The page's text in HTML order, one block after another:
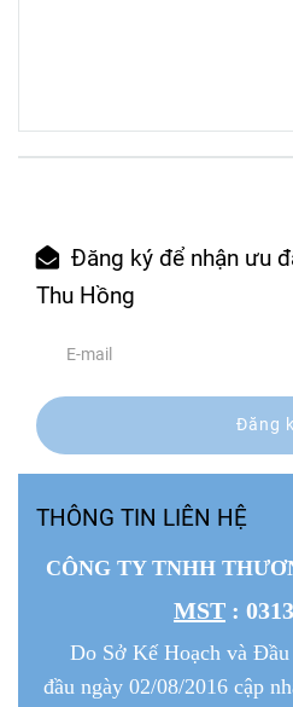
Đăng ký để nhận ưu
Thu Hồng
Đăng
THÔNG TIN LIÊN HỆ
CÔNG TY TNHH
MST :
Do Sở Kế Hoạch và
đầu ngày 02/08/2016 cập